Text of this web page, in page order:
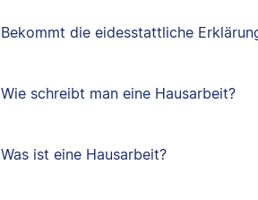
Bekommt die eidesstattliche
Wie schreibt man eine Hausarbeit?
Was ist eine Hausarbeit?